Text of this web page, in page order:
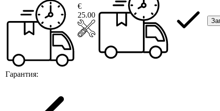
Гарантия:
€
25.00